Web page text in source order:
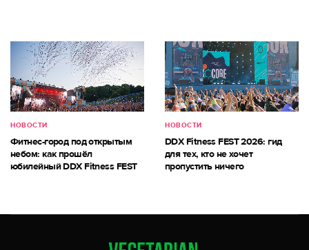
НОВОСТИ
Фитнес-город под открытым
небом: как прошёл
юбилейный DDX Fitness FEST
НОВОСТИ
DDX Fitness FEST 2026: гид
для тех, кто не хочет
пропустить ничего